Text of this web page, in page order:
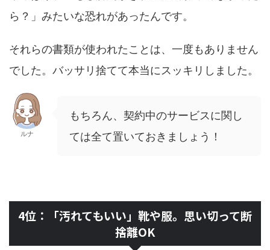
ら？」みたいな恐れがあったんです。
それらの書類が使われたことは、一度もありません
でした。バッサリ捨てて本当にスッキリしました。
ルナ
もちろん、契約中のサービスに関し
ては全て置いておきましょう！
4位：「汚れてもいい」靴や服。思い切って断
捨離OK